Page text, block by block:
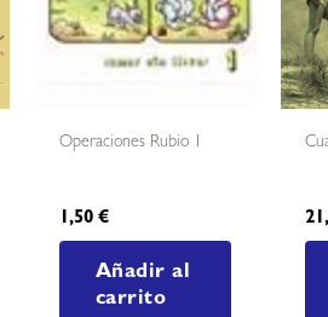
Operaciones Rubio 1
1,50 €
Añadir al
carrito